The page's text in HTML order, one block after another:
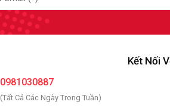
0981030887
(Tất Cả Các Ngày Trong Tuần)
Kết Nối